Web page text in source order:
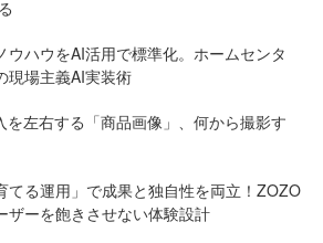
ウハウをAI活用で標準化。ホームセンタ
現場主義AI実装術
を左右する「商品画像」、何から撮影す
てる運用」で成果と独自性を両立！ZOZO
ザーを飽きさせない体験設計